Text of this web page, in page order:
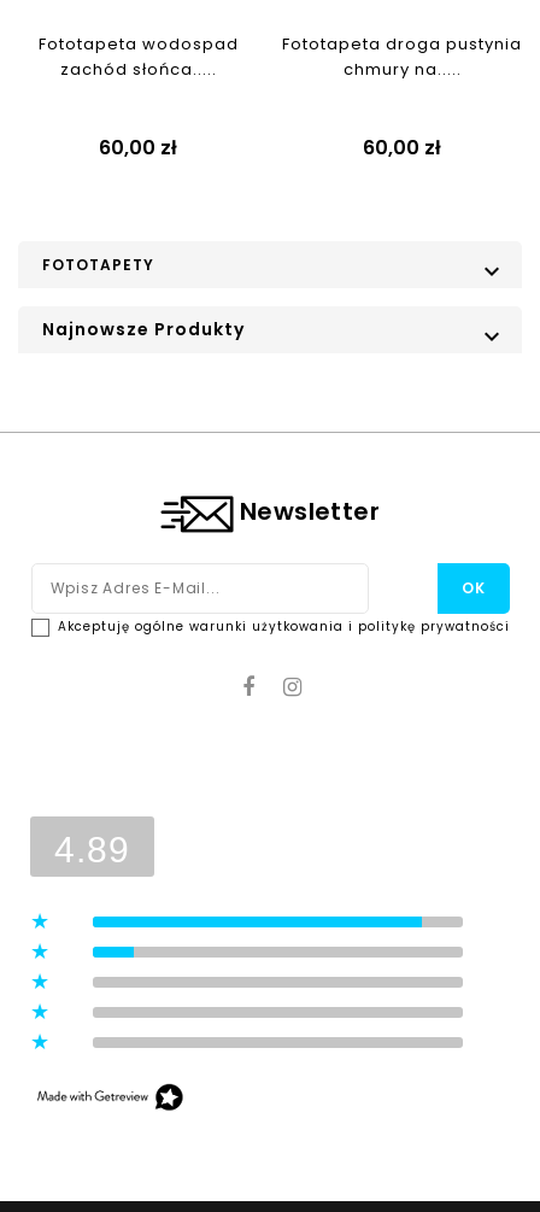
Fototapeta wodospad
zachód słońca.....
Cena
60,00 zł
Fototapeta droga pustynia
chmury na.....
Cena
60,00 zł
FOTOTAPETY 
Najnowsze Produkty 
Newsletter
Akceptuję ogólne warunki użytkowania i politykę prywatności
4.89